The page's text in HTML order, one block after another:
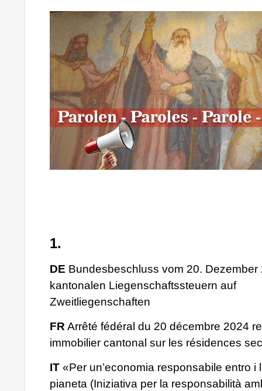
1.
DE Bundesbeschluss vom 20. Dezember
kantonalen Liegenschaftssteuern auf
Zweitliegenschaften
FR Arrêté fédéral du 20 décembre 2024
immobilier cantonal sur les résidences
IT «Per un’economia responsabile entro i
pianeta (Iniziativa per la responsabilità